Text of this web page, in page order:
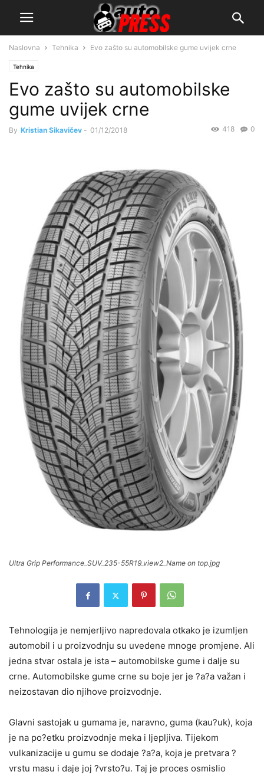
Naslovna Tehnika Evo zašto su automobilske gume uvijek crne
Tehnika
Evo zašto su automobilske
gume uvijek crne
By Kristian Sikavičev - 01/12/2018 0
418
Ultra Grip Performance_SUV_235-55R19_view2_Name on top.jpg
Tehnologija je nemjerljivo napredovala otkako je izumljen
automobil i u proizvodnju su uvedene mnoge promjene. Ali
jedna stvar ostala je ista – automobilske gume i dalje su
crne. Automobilske gume crne su boje jer je ?a?a važan i
neizostavan dio njihove proizvodnje.
Glavni sastojak u gumama je, naravno, guma (kau?uk), koja
je na po?etku proizvodnje meka i ljepljiva. Tijekom
vulkanizacije u gumu se dodaje ?a?a, koja je pretvara ?
vrstu masu i daje joj ?vrsto?u. Taj je proces osmislio